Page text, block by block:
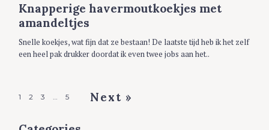
O
R
I
E
S
Knapperige havermoutkoekjes met
amandeltjes
Snelle koekjes, wat fijn dat ze bestaan! De laatste tijd heb ik het zelf
een heel pak drukker doordat ik even twee jobs aan het..
P1 2 3 … 5 Next »